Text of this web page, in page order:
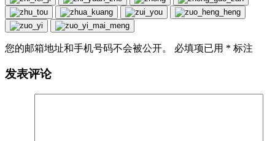
您的邮箱地址和手机号码不会被公开。 必填项已用 * 标注
发表评论